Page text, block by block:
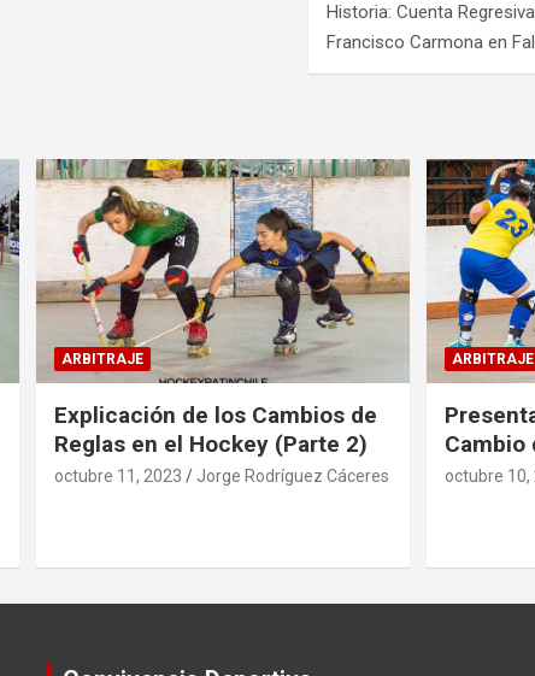
Historia: Cuenta
Francisco Carmona en
ARBITRAJE
Explicación de los Cambios de
Reglas en el Hockey (Parte 2)
octubre 11, 2023 Jorge Rodríguez Cáceres
ARBITRAJE
Cambio
octubre 10,